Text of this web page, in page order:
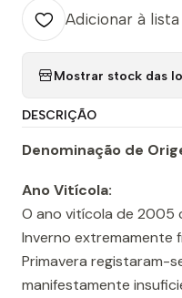
Adicionar à
Mostrar stock das
DESCRIÇÃO
Denominação de
Ano Vitícola:
O ano vitícola de 2005
Inverno extremamente
Primavera registaram-
manifestamente